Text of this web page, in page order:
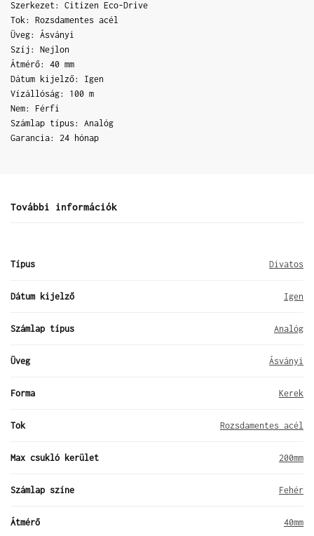
Szerkezet: Citizen Eco-Drive
Tok: Rozsdamentes acél
Üveg: Ásványi
Szíj: Nejlon
Átmérő: 40 mm
Dátum kijelző: Igen
Vízállóság: 100 m
Nem: Férfi
Számlap típus: Analóg
Garancia: 24 hónap
További információk
Típus Divatos
Dátum kijelző Igen
Számlap típus Analóg
Üveg Ásványi
Forma Kerek
Tok Rozsdamentes acél
Max csukló kerület 200mm
Számlap színe Fehér
Átmérő 40mm